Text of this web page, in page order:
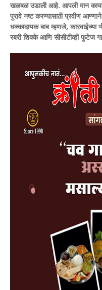
खळबळ उडाली आहे. आपली मान
पुरावे नष्ट करण्यासाठी प्रवीण
धक्कादायक बाब म्हणजे, कारवाईच्या
रबरी शिक्के आणि सीसीटीव्ही